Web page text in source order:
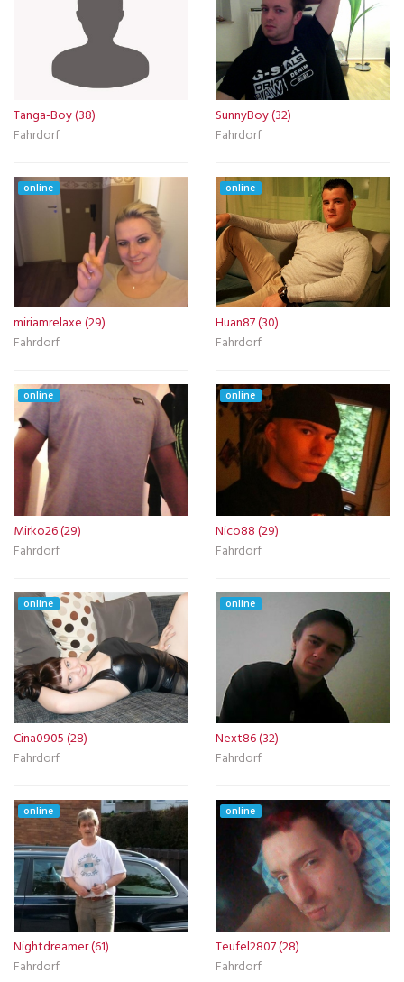
Tanga-Boy (38)
Fahrdorf
SunnyBoy (32)
Fahrdorf
online
miriamrelaxe (29)
Fahrdorf
online
Huan87 (30)
Fahrdorf
online
Mirko26 (29)
Fahrdorf
online
Nico88 (29)
Fahrdorf
online
Cina0905 (28)
Fahrdorf
online
Next86 (32)
Fahrdorf
online
Nightdreamer (61)
Fahrdorf
online
Teufel2807 (28)
Fahrdorf